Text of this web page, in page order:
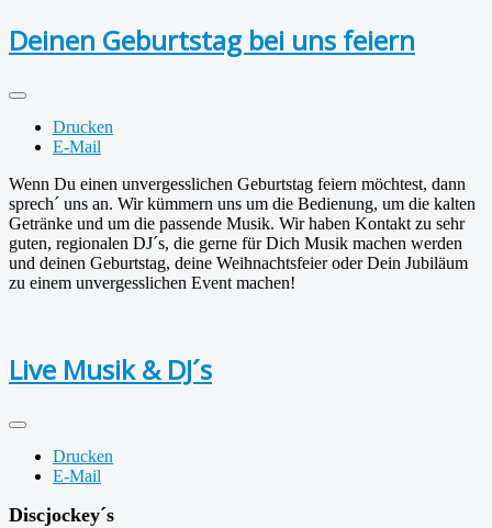
Deinen Geburtstag bei uns feiern
Drucken
E-Mail
Wenn Du einen unvergesslichen Geburtstag feiern möchtest, dann
sprech´ uns an. Wir kümmern uns um die Bedienung, um die kalten
Getränke und um die passende Musik. Wir haben Kontakt zu sehr
guten, regionalen DJ´s, die gerne für Dich Musik machen werden
und deinen Geburtstag, deine Weihnachtsfeier oder Dein Jubiläum
zu einem unvergesslichen Event machen!
Live Musik & DJ´s
Drucken
E-Mail
Discjockey´s